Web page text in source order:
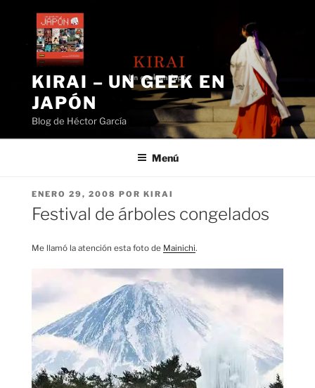
contenido
KIRAI – UN GEEK EN
JAPÓN
Blog de Héctor García
Menú
PUBLICADO
EL
ENERO 29, 2008 POR KIRAI
Festival de árboles congelados
Me llamó la atención esta foto de Mainichi.